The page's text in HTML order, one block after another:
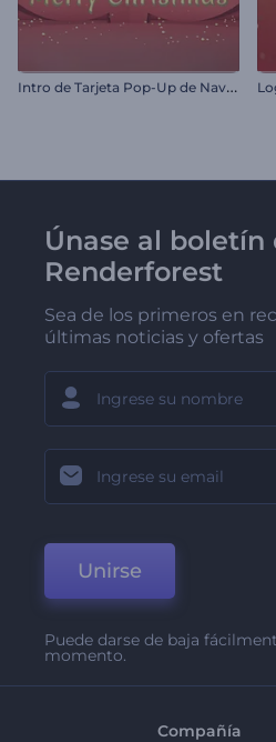
I
ntro de Tarjeta Pop-Up de Navidad
Únase al boletín
Renderforest
Sea de los primeros en
últimas noticias y ofertas
Unirse
Puede darse de baja
momento.
Compañía